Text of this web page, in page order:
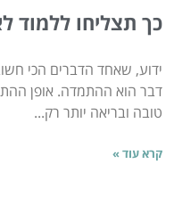
כך תצליחו ללמוד
ידוע, שאחד הדברים הכי
דבר הוא ההתמדה. אופן
טובה ובריאה יותר רק...
קרא עוד »